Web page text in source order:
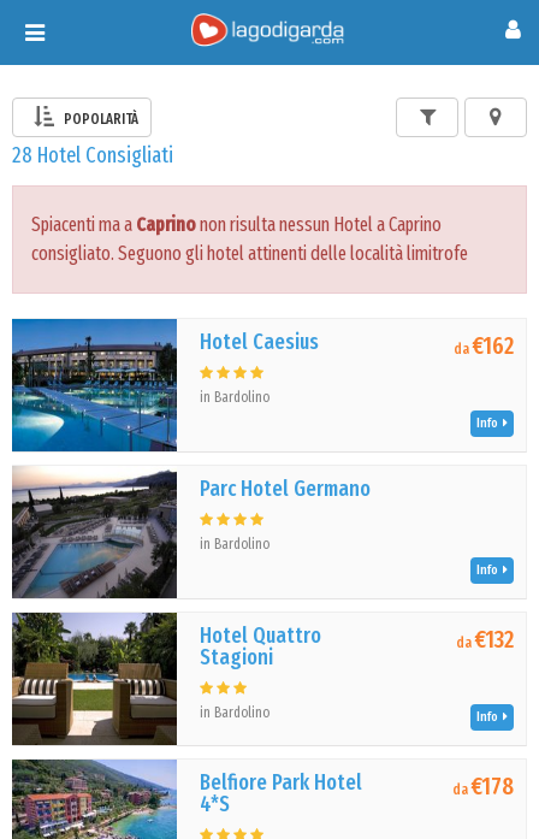
Toggle
navigation
POPOLARITÀ
28 Hotel Consigliati
Spiacenti ma a Caprinonon risulta nessun Hotel a Caprino
consigliato. Seguono gli hotel attinenti delle località limitrofe
Hotel Caesius
in Bardolino
da€162
Info
Parc Hotel Germano
in Bardolino
Info
Hotel Quattro
Stagioni
in Bardolino
da€132
Info
Belfiore Park Hotel
4*S
da€178